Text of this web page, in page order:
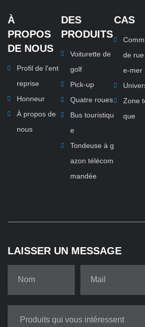
À
PROPOS
DE NOUS
Profil de l'ent
reprise
Honneur
À propos de
nous
DES
PRODUITS
Voiturette de
golf
Pick-up
Quatre roues
Bus touristiqu
e
Tondeuse à g
azon télécom
mandée
CAS
de
e-mer
Zone
que
LAISSER UN MESSAGE